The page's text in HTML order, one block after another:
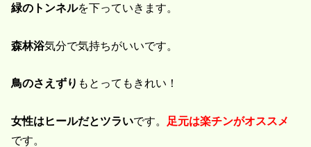
緑のトンネルを下っていきます。
森林浴気分で気持ちがいいです。
鳥のさえずり もとってもきれい！
女性はヒールだとツラいです。 足元は楽チンがオススメ
です。